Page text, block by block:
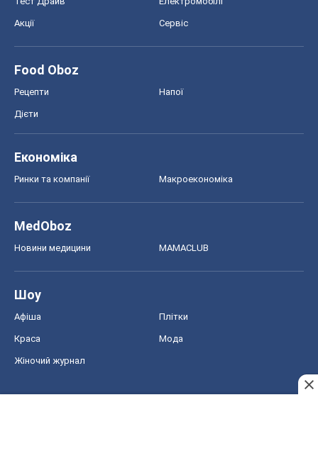
Акції Сервіс
Food Oboz
Рецепти Напої
Дієти
Економіка
Ринки та компанії Макроекономіка
MedOboz
Новини медицини MAMACLUB
Шоу
Афіша Плітки
Краса Мода
Жіночий журнал